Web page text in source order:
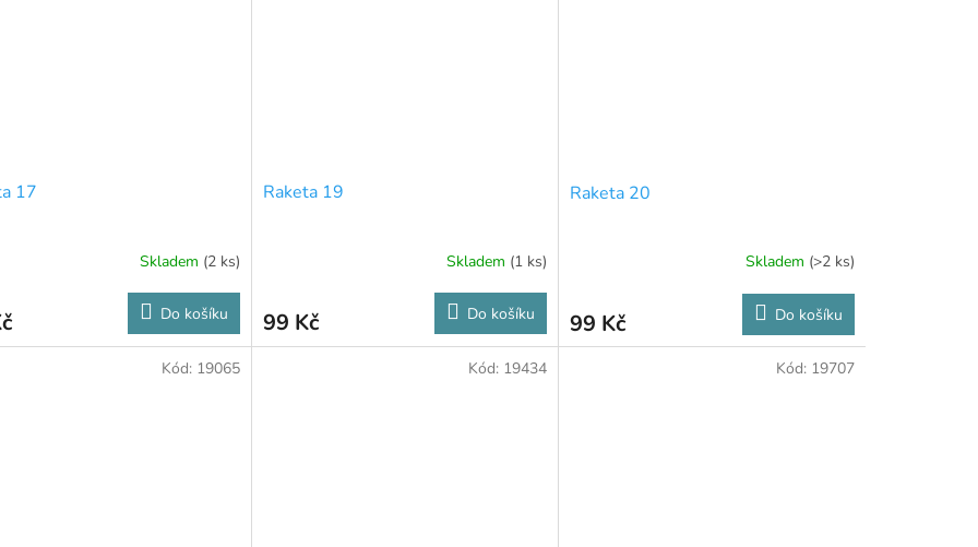
17
Skladem (2 ks)
Do košíku
Raketa 19
Skladem (1 ks)
99 Kč Do košíku
Raketa 20
Skladem (>2 ks)
99 Kč Do košíku
Kód: 19065 Kód: 19434 Kód: 19707